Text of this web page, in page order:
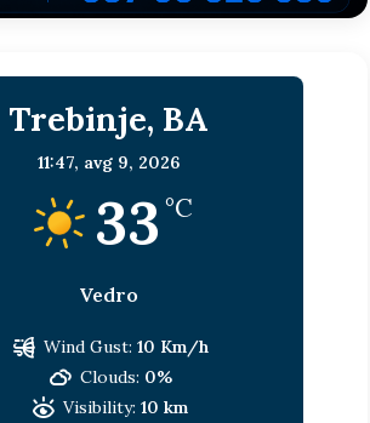
Trebinje, BA
11:47, avg 9, 2026
33 °C
Vedro
Wind Gust: 10 Km/h
Clouds: 0%
Visibility: 10 km